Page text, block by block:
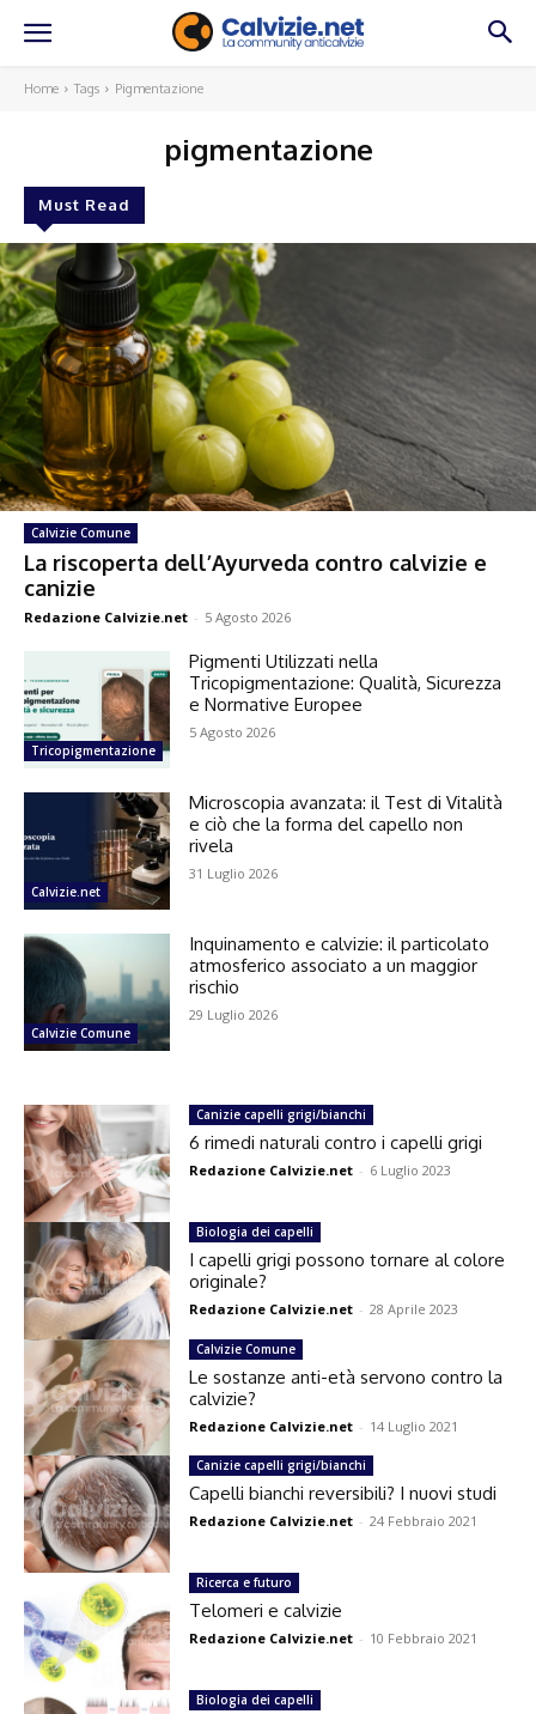
Home Tags Pigmentazione
pigmentazione
Must Read
Calvizie Comune
La riscoperta dell’Ayurveda contro calvizie e
canizie
Redazione Calvizie.net - 5 Agosto 2026
Tricopigmentazione
Pigmenti Utilizzati nella
Tricopigmentazione: Qualità, Sicurezza
e Normative Europee
5 Agosto 2026
Calvizie.net
Microscopia avanzata: il Test di Vitalità
e ciò che la forma del capello non
rivela
31 Luglio 2026
Calvizie Comune
Inquinamento e calvizie: il particolato
atmosferico associato a un maggior
rischio
29 Luglio 2026
Canizie capelli grigi/bianchi
6 rimedi naturali contro i capelli grigi
Redazione Calvizie.net - 6 Luglio 2023
Biologia dei capelli
I capelli grigi possono tornare al colore
originale?
Redazione Calvizie.net - 28 Aprile 2023
Calvizie Comune
Le sostanze anti-età servono contro la
calvizie?
Redazione Calvizie.net - 14 Luglio 2021
Canizie capelli grigi/bianchi
Capelli bianchi reversibili? I nuovi studi
Redazione Calvizie.net - 24 Febbraio 2021
Ricerca e futuro
Telomeri e calvizie
Redazione Calvizie.net - 10 Febbraio 2021
Biologia dei capelli